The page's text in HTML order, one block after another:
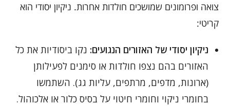
צואה ופרומונים שמושכים חולדות אחרות. ניקיון יסודי הוא
קריטי:
ניקיון יסודי של האזורים הנגועים: נקו ביסודיות את כל
האזורים בהם נצפו חולדות או סימנים לפעילותן
(ארונות, מדפים, מרתפים, עליות גג). השתמשו
בחומרי ניקוי וחומרי חיטוי על בסיס כלור או אלכוהול.